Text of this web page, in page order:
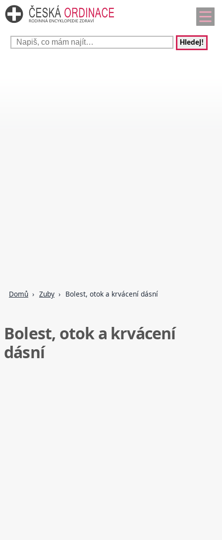
Hledej!
Domů Zuby Bolest, otok a krvácení dásní
Bolest, otok a krvácení
dásní